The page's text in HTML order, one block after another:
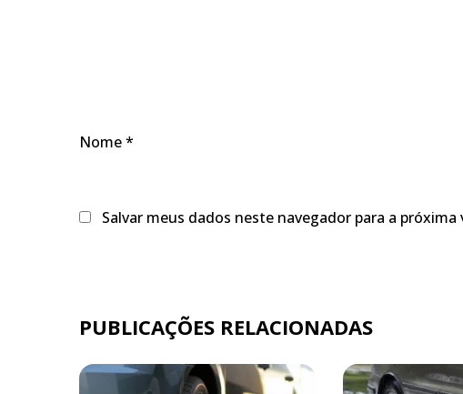
Nome*
Salvar meus dados neste navegador para a
PUBLICAÇÕES RELACIONADAS